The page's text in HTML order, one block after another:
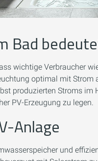
Bad
wichtige Verbraucher
optimal mit
produzierten Stroms
PV-Erzeugung zu legen.
Anlage
und